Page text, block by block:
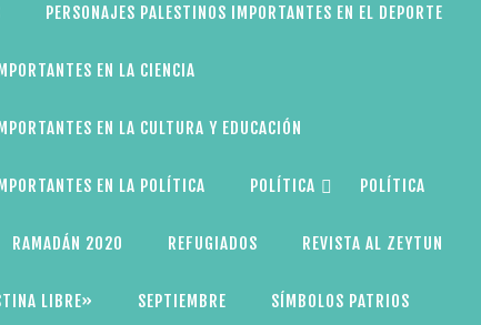
PERSONAJES PALESTINOS IMPORTANTES EN EL DEPORTE
EN LA CIENCIA
EN LA CULTURA Y EDUCACIÓN
EN LA POLÍTICA POLÍTICA POLÍTICA
RAMADÁN 2020 REFUGIADOS REVISTA AL ZEYTUN
LIBRE» SEPTIEMBRE SÍMBOLOS PATRIOS